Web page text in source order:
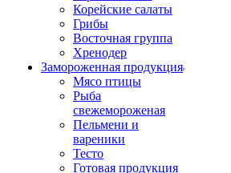
Корейские салаты
Грибы
Восточная группа
Хренодер
Замороженная продукция
Мясо птицы
Рыба
свежемороженая
Пельмени и
вареники
Тесто
Готовая продукция